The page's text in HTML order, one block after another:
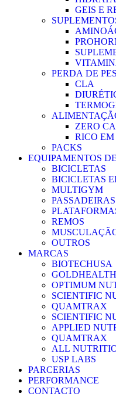
GEIS E
PERDA DE
CLA
ZERO
RICO
PACKS
EQUIPAMENTOS
BICICLETAS
BICICLETAS
MULTIGYM
PASSADEIRAS
REMOS
OUTROS
MARCAS
BIOTECHUSA
OPTIMUM
SCIENTIFIC
QUAMTRAX
SCIENTIFIC
APPLIED
QUAMTRAX
ALL
USP LABS
PARCERIAS
PERFORMANCE
CONTACTO